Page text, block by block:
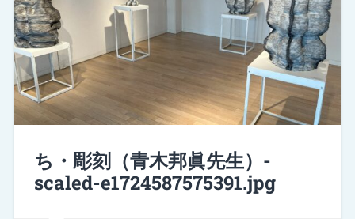
ち・彫刻（青木邦眞先生）-
scaled-e1724587575391.jpg